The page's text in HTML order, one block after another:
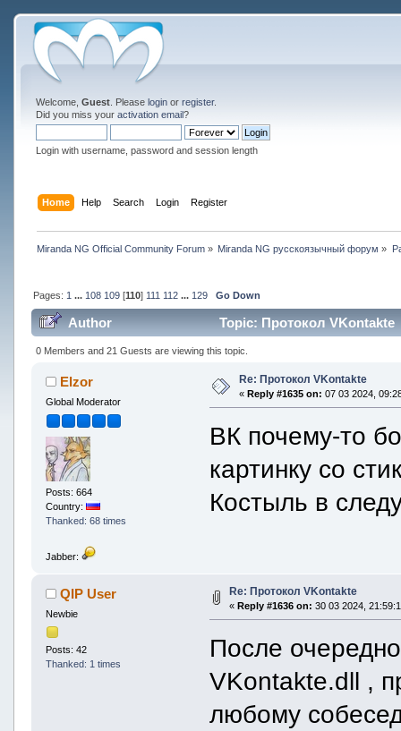
Welcome, Guest. Please loginor register.
Did you miss your activation email?
Login with username, password and session length
Home Help Search Login Register
Miranda NG Official Community Forum» Miranda NG русскоязычный форум »
Pages: 1 ... 108 109[110] 111 112 ... 129 Go Down
Author Topic: Протокол VKontakte
0 Members and 21 Guests are viewing this topic.
Elzor
Global Moderator
Posts: 664
Country:
Thanked: 68 times
Jabber:
Re: Протокол VKontakte
« Reply #1635 on: 07 03 2024,
ВК почему-то
картинку со
Костыль в
QIP User
Newbie
Posts: 42
Thanked: 1 times
Re: Протокол VKontakte
« Reply #1636 on: 30 03 2024,
После
VKontakte.dll ,
любому